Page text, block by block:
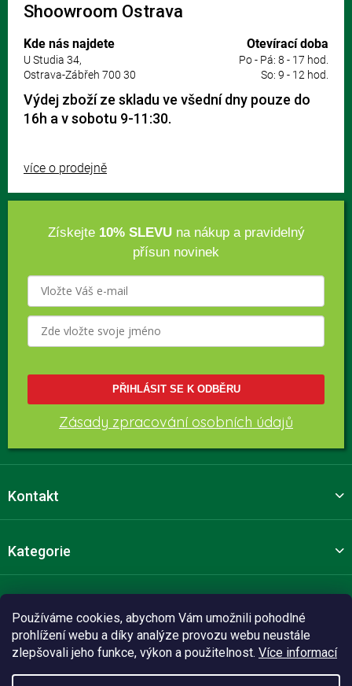
Používáme cookies, abychom Vám umožnili pohodlné
prohlížení webu a díky analýze provozu webu neustále
zlepšovali jeho funkce, výkon a použitelnost. Více informací
Shoowroom Ostrava
Kde nás najdete
U Studia 34,
Ostrava-Zábřeh 700 30
Otevírací doba
Po - Pá: 8 - 17 hod.
So: 9 - 12 hod.
Výdej zboží ze skladu ve všední dny pouze do
16h a v sobotu 9-11:30.
více o prodejně
Získejte 10% SLEVUna nákup a pravidelný
přísun novinek
PŘIHLÁSIT SE K ODBĚRU
Zásady zpracování osobních údajů
Kontakt
Kategorie
Sledujte nás